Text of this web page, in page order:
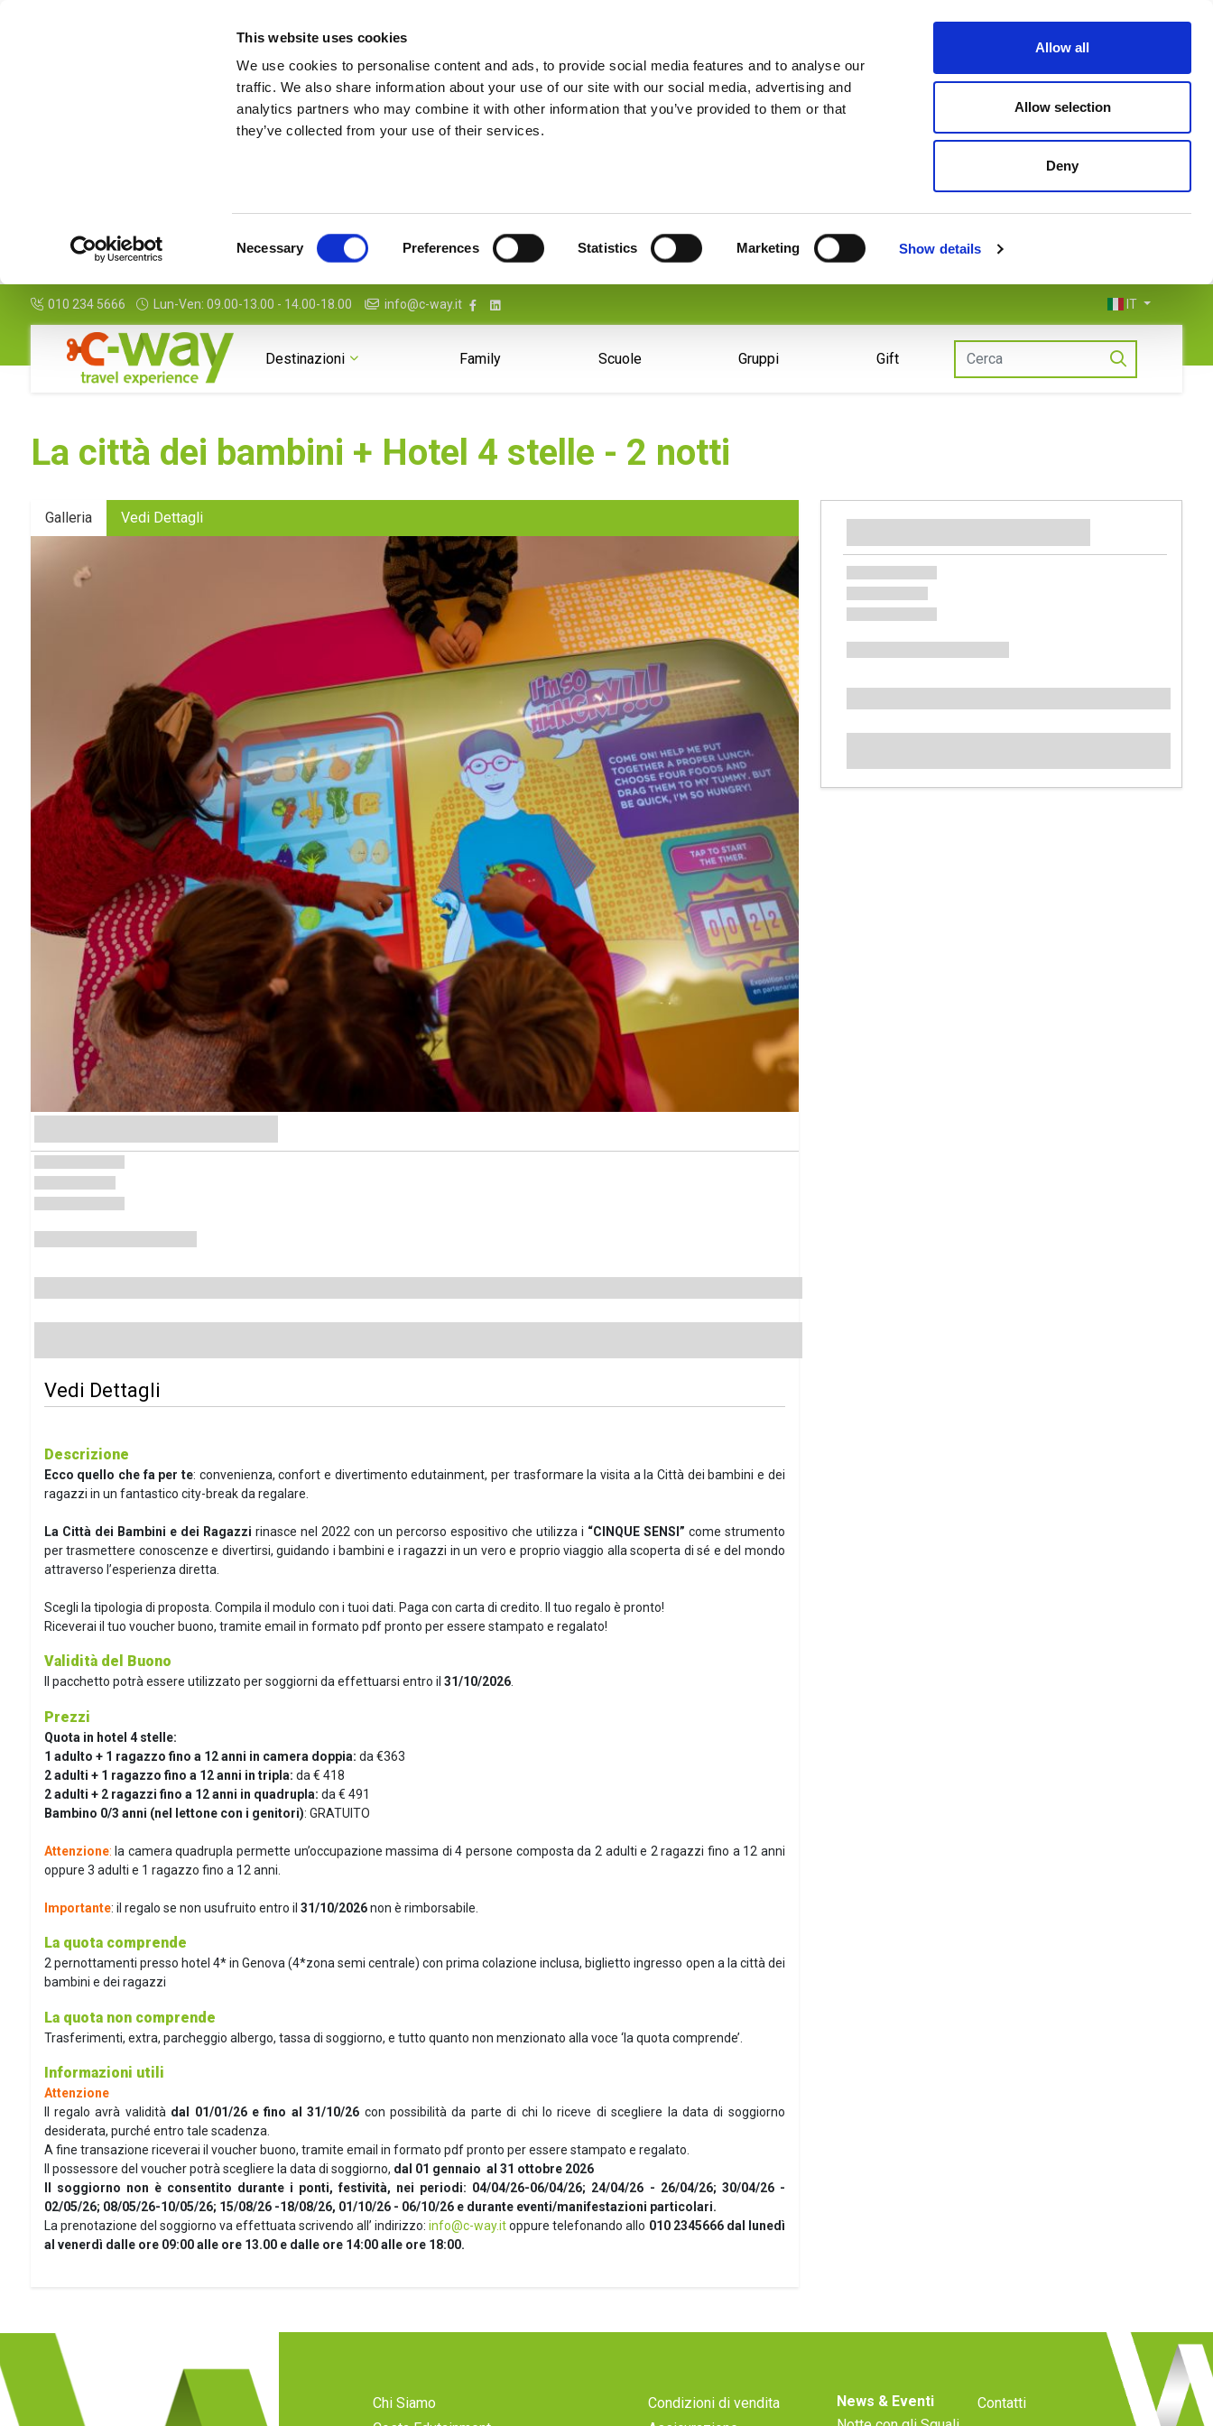
This website uses cookies
We use cookies to personalise content and ads, to provide social media features and to analyse our
traffic. We also share information about your use of our site with our social media, advertising and
analytics partners who may combine it with other information that you’ve provided to them or that
they’ve collected from your use of their services.
Necessary Preferences Statistics Marketing Show details
Allow all
Allow selection
Deny
010 234 5666 Lun-Ven: 09.00-13.00 - 14.00-18.00 info@c-way.it IT
Destinazioni Family Scuole Gruppi Gift
La città dei bambini + Hotel 4 stelle - 2 notti
Galleria Vedi Dettagli
Vedi Dettagli
Descrizione
Ecco quello che fa per te: convenienza, confort e divertimento edutainment, per trasformare la visita a la Città dei bambini e dei
ragazzi in un fantastico city-break da regalare.
La Città dei Bambini e dei Ragazzi rinasce nel 2022 con un percorso espositivo che utilizza i “CINQUE SENSI” come strumento
per trasmettere conoscenze e divertirsi, guidando i bambini e i ragazzi in un vero e proprio viaggio alla scoperta di sé e del mondo
attraverso l’esperienza diretta.
Scegli la tipologia di proposta. Compila il modulo con i tuoi dati. Paga con carta di credito. Il tuo regalo è pronto!
Riceverai il tuo voucher buono, tramite email in formato pdf pronto per essere stampato e regalato!
Validità del Buono
l pacchetto potrà essere utilizzato per soggiorni da effettuarsi entro il 31/10/2026.
Prezzi
Quota in hotel 4 stelle:
1 adulto + 1 ragazzo fino a 12 anni in camera doppia: da €363
2 adulti + 1 ragazzo fino a 12 anni in tripla: da € 418
2 adulti + 2 ragazzi fino a 12 anni in quadrupla: da € 491
Bambino 0/3 anni (nel lettone con i genitori): GRATUITO
Attenzione: la camera quadrupla permette un’occupazione massima di 4 persone composta da 2 adulti e 2 ragazzi fino a 12 anni
oppure 3 adulti e 1 ragazzo fino a 12 anni.
Importante: il regalo se non usufruito entro il 31/10/2026non è rimborsabile.
La quota comprende
2 pernottamenti presso hotel 4* in Genova (4*zona semi centrale) con prima colazione inclusa, biglietto ingresso open a la città dei
bambini e dei ragazzi
La quota non comprende
Trasferimenti, extra, parcheggio albergo, tassa di soggiorno, e tutto quanto non menzionato alla voce ‘la quota comprende’.
Informazioni utili
Attenzione
Il regalo avrà validità dal 01/01/26 e fino al 31/10/26 con possibilità da parte di chi lo riceve di scegliere la data di soggiorno
desiderata, purché entro tale scadenza.
A fine transazione riceverai il voucher buono, tramite email in formato pdf pronto per essere stampato e regalato.
Il possessore del voucher potrà scegliere la data di soggiorno, dal 01 gennaio al 31 ottobre 2026
Il soggiorno non è consentito durante i ponti, festività, nei periodi: 04/04/26-06/04/26; 24/04/26 - 26/04/26; 30/04/26 -
02/05/26; 08/05/26-10/05/26; 15/08/26 -18/08/26, 01/10/26 - 06/10/26 e durante eventi/manifestazioni particolari.
La prenotazione del soggiorno va effettuata scrivendo all’ indirizzo: info@c-way.itoppure telefonando allo 010 2345666 dal lunedì
al venerdì dalle ore 09:00 alle ore 13.00 e dalle ore 14:00 alle ore 18:00.
Chi Siamo
Condizioni di vendita
News & Eventi
Contatti